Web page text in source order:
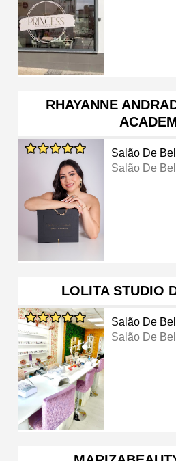
RHAYANNE
Salão De
Salão De
LOLITA STUDIO
Salão De
Salão De